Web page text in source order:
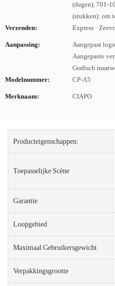
(dagen), 701-
(stukken): om
Verzenden:
Express ·
Aanpassing:
Aangepast
Aangepaste
Grafisch
Modelnummer:
CP-A5
Merknaam: CIAPO
Producteigenschappen:
Toepasselijke Scène
Garantie
Loopgebied
Maximaal Gebruikersgewicht
Verpakkingsgrootte